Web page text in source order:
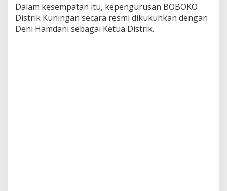
Dalam kesempatan itu, kepengurusan BOBOKO
Distrik Kuningan secara resmi dikukuhkan dengan
Deni Hamdani sebagai Ketua Distrik.